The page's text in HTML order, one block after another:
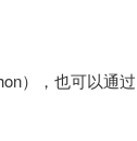
），也可以通过